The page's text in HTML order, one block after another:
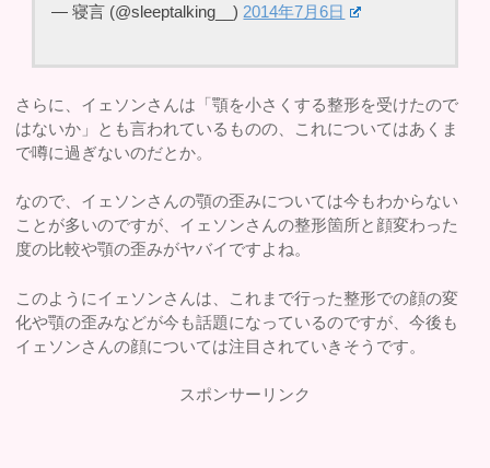
— 寝言 (@sleeptalking__) 2014年7月6日
さらに、イェソンさんは「顎を小さくする整形を受けたので
はないか」とも言われているものの、これについてはあくま
で噂に過ぎないのだとか。
なので、イェソンさんの顎の歪みについては今もわからない
ことが多いのですが、イェソンさんの整形箇所と顔変わった
度の比較や顎の歪みがヤバイですよね。
このようにイェソンさんは、これまで行った整形での顔の変
化や顎の歪みなどが今も話題になっているのですが、今後も
イェソンさんの顔については注目されていきそうです。
スポンサーリンク